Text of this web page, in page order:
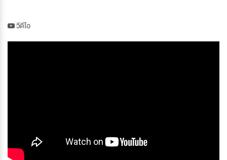
วีดีโอ